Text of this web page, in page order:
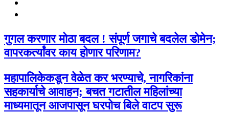
गुगल करणार मोठा बदल ! संपूर्ण जगाचे बदलेल डोमेन;
वापरकर्त्यांवर काय होणार परिणाम?
महापालिकेकडून वेळेत कर भरण्याचे, नागरिकांना
सहकार्याचे आवाहन; बचत गटातील महिलांच्या
माध्यमातून आजपासून घरपोच बिले वाटप सुरू